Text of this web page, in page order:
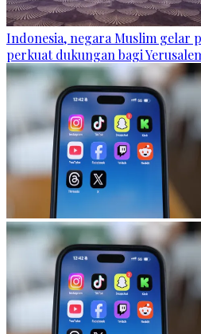
Indonesia, negara Muslim gelar
perkuat dukungan bagi